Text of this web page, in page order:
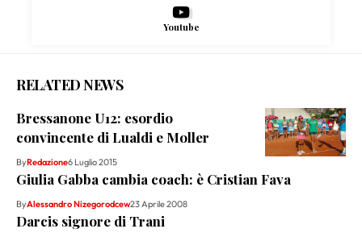
Youtube
RELATED NEWS
Bressanone U12: esordio
convincente di Lualdi e Moller
ByRedazione6 Luglio 2015
Giulia Gabba cambia coach: è Cristian Fava
ByAlessandro Nizegorodcew23 Aprile 2008
Darcis signore di Trani